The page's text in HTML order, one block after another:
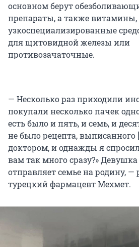
основном берут
препараты, а также витамины,
узкоспециализированные
для щитовидной железы или
противозачаточные.
— Несколько раз приходили
покупали несколько пачек
есть было и пять, и семь, и
не было рецепта, выписанного
доктором, и однажды я
вам так много сразу?» Девушка
отправляет семье на родину, —
турецкий фармацевт Мехмет.